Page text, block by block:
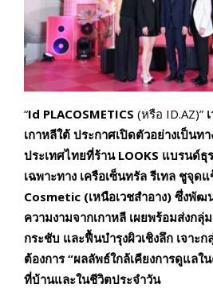
“Id PLACOSMETICS (หรือ ID.AZ)”
เกาหลีใต้ ประกาศเปิดตัวอย่างเป็นท
ประเทศไทยที่ร้าน LOOKS แบรนด์ธุ
เฉพาะทาง เครือเซ็นทรัล รีเทล ชูจุดแ
Cosmetic (เหนือเวชสำอาง) ซึ่งพั
ความงามจากเกาหลี เผยพร้อมส่งก
กระชับ และฟื้นบำรุงผิวเชิงลึก เจาะ
ต้องการ“ผลลัพธ์ใกล้เคียงการดูแลใ
ที่บ้านและในชีวิตประจำวัน